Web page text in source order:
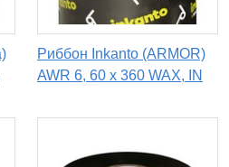
Риббон Inkanto (ARMOR)
AWR 6, 60 х 360 WAX, IN